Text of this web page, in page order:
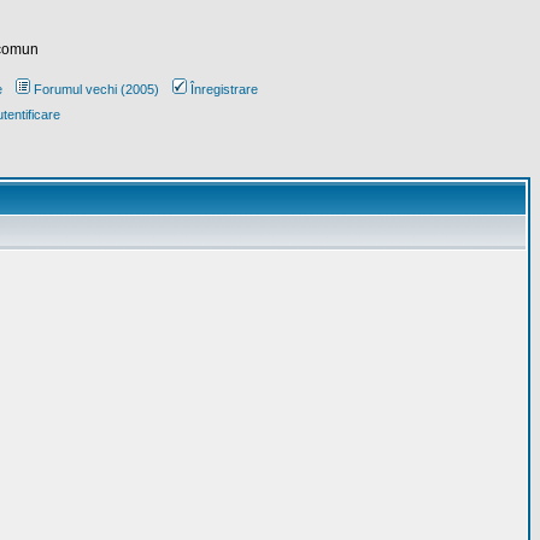
Forumul vechi (2005)
Înregistrare